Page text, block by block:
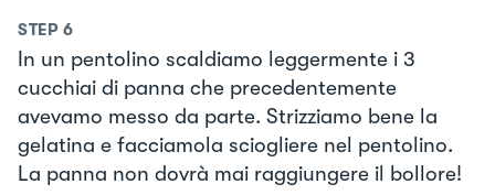
STEP 6
In un pentolino scaldiamo leggermente i 3
cucchiai di panna che precedentemente
avevamo messo da parte. Strizziamo bene la
gelatina e facciamola sciogliere nel pentolino.
La panna non dovrà mai raggiungere il bollore!